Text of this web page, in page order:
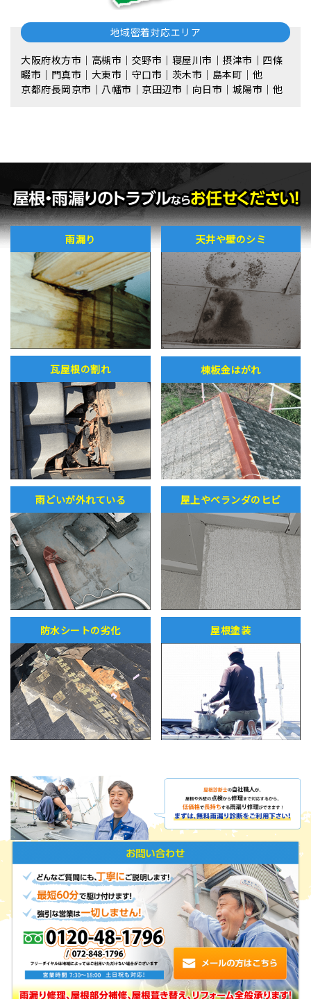
地域密着対応エリア
大阪府枚方市｜高槻市｜交野市｜寝屋川市｜摂津市｜四條
畷市｜門真市｜大東市｜守口市｜茨木市｜島本町｜他
京都府長岡京市｜八幡市｜京田辺市｜向日市｜城陽市｜他
雨漏り 天井や壁のシミ
瓦屋根の割れ 棟板金はがれ
雨どいが外れている 屋上やベランダのヒビ
防水シートの劣化 屋根塗装